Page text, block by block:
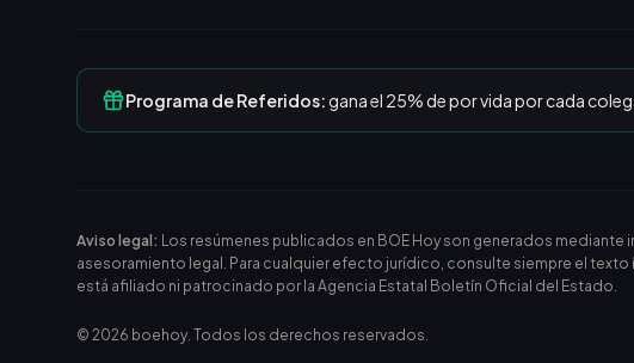
Programa de Referidos:gana el 25% de por vida por cada
Aviso legal: Los resúmenes publicados en BOE Hoy son generados
asesoramiento legal. Para cualquier efecto jurídico, consulte siempre el texto
está afiliado ni patrocinado por la Agencia Estatal Boletín Oficial del Estado.
© 2026 boehoy. Todos los derechos reservados.